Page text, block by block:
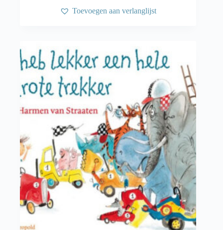
€ 28,50.
€ 14,25.Toevoegen aan verlanglijst